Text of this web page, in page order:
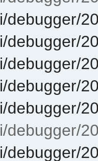
debugger/
debugger/
debugger/
debugger/
debugger/
debugger/
debugger/